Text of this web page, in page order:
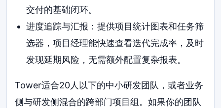
交付的基础闭环。
进度追踪与汇报：提供项目统计图表和任务筛
选器，项目经理能快速查看迭代完成率，及时
发现延期风险，无需额外配置复杂报表。
Tower适合20人以下的中小研发团队，或者业务
侧与研发侧混合的跨部门项目组。如果你的团队